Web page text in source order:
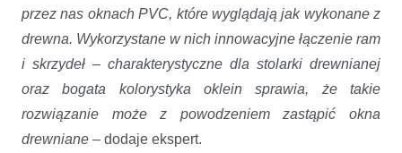
przez nas oknach PVC, które wyglądają jak wykonane z
drewna. Wykorzystane w nich innowacyjne łączenie ram
i skrzydeł – charakterystyczne dla stolarki drewnianej
oraz bogata kolorystyka oklein sprawia, że takie
rozwiązanie może z powodzeniem zastąpić okna
drewniane – dodaje ekspert.